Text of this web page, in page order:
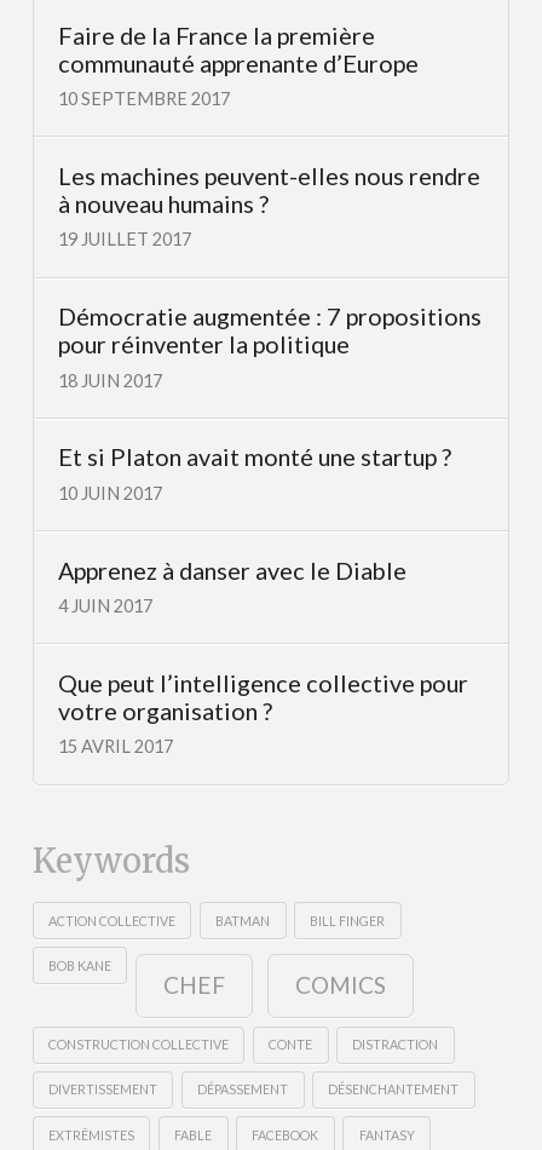
Faire de la France la première
communauté apprenante d’Europe
10 SEPTEMBRE 2017
Les machines peuvent-elles nous rendre
à nouveau humains ?
19 JUILLET 2017
Démocratie augmentée : 7 propositions
pour réinventer la politique
18 JUIN 2017
Et si Platon avait monté une startup ?
10 JUIN 2017
Apprenez à danser avec le Diable
4 JUIN 2017
Que peut l’intelligence collective pour
votre organisation ?
15 AVRIL 2017
Keywords
ACTION COLLECTIVE BATMAN BILL FINGER
BOB KANE
CHEF COMICS
CONSTRUCTION COLLECTIVE CONTE DISTRACTION
DIVERTISSEMENT DÉPASSEMENT DÉSENCHANTEMENT
EXTRÊMISTES FABLE FACEBOOK FANTASY